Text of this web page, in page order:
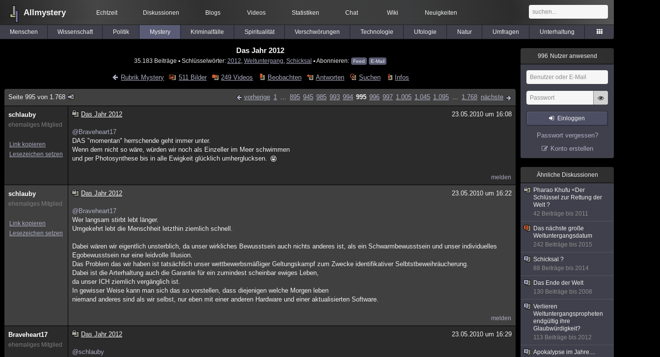
Allmystery Echtzeit Diskussionen Blogs Videos Statistiken Chat Wiki Neuigkeiten
Menschen Wissenschaft Politik Mystery Kriminalfälle Spiritualität Verschwörungen Technologie Ufologie Natur Umfragen Unterhaltung
Das Jahr 2012
35.183 Beiträge ▪ Schlüsselwörter: 2012 Weltuntergang Schicksal ▪ Abonnieren: Feed E-Mail
Rubrik Mystery 511 Bilder 249 Videos Beobachten Antworten Suchen Infos
Seite 995 von 1.768 vorherige 1 ... 895 945 985 993 994 995 996 997 1.005 1.045 1.095 ... 1.768 nächste
schlauby
ehemaliges Mitglied
Link kopieren
Lesezeichen setzen
Das Jahr 2012 23.05.2010 um 16:08
@Braveheart17
DAS "momentan" herrschende geht immer unter.
Wenn dem nicht so wäre, würden wir noch als Einzeller im Meer schwimmen
und per Photosynthese bis in alle Ewigkeit glücklich umherglucksen.
melden
schlauby
ehemaliges Mitglied
Link kopieren
Lesezeichen setzen
Das Jahr 2012 23.05.2010 um 16:22
@Braveheart17
Wer langsam stirbt lebt länger.
Umgekehrt lebt die Menschheit letzthin ziemlich schnell.
Dabei wären wir eigentlich unsterblich, da unser wirkliches Bewusstsein auch nichts anderes ist, als ein Schwarmbewusstsein und unser individuelles
Egobewusstsein nur eine leidvolle Illusion.
Das Problem das wir haben ist tatsächlich unser wettbewerbsmäßiger Geltungskampf zum Zwecke identifikativer Selbtstbeweihräucherung.
Dabei ist die Arterhaltung auch die Garantie für ein zumindest scheinbar ewiges Leben,
da unser ICH ziemlich vergänglich ist.
In gewisser Weise kann man sich das so vorstellen, dass diejenigen welche Morgen leben
niemand anderes sind als wir selbst, nur eben mit einer anderen Hardware und einer aktualisierten Software.
melden
Braveheart17
ehemaliges Mitglied
Das Jahr 2012 23.05.2010 um 16:29
@schlauby
996 Nutzer anwesend
Einloggen
Passwort vergessen?
Konto erstellen
Ähnliche Diskussionen
Pharao Khufu <Der
Schlüssel zur Rettung der
Welt ?
42 Beiträge bis 2011
Das nächste große
Weltuntergangsdatum
242 Beiträge bis 2015
Schicksal ?
88 Beiträge bis 2014
Das Ende der Welt
130 Beiträge bis 2008
Verlieren
Weltuntergangspropheten
endgültig ihre
Glaubwürdigkeit?
113 Beiträge bis 2012
Apokalypse im Jahre....